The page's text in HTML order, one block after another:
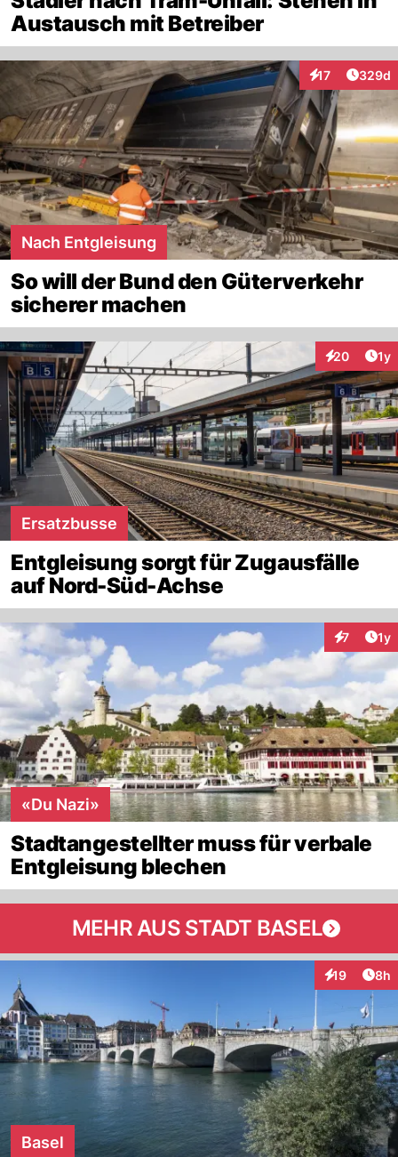
Austausch mit Betreiber
17
Interaktionen
329d
Nach Entgleisung
So will der Bund den Güterverkehr
sicherer machen
20 1y
Ersatzbusse
Entgleisung sorgt für Zugausfälle
auf Nord-Süd-Achse
7 1y
«Du Nazi»
Stadtangestellter muss für verbale
Entgleisung blechen
MEHR AUS STADT BASEL
19
Interaktionen
8h
Basel